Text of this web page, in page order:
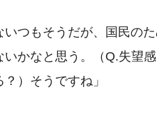
いつもそうだが、国民の
いかなと思う。（Q.失望
）そうですね」